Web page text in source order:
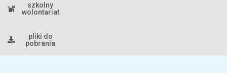
szkolny
wolontariat
pliki do
pobrania